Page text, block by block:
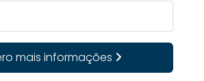
mais informações